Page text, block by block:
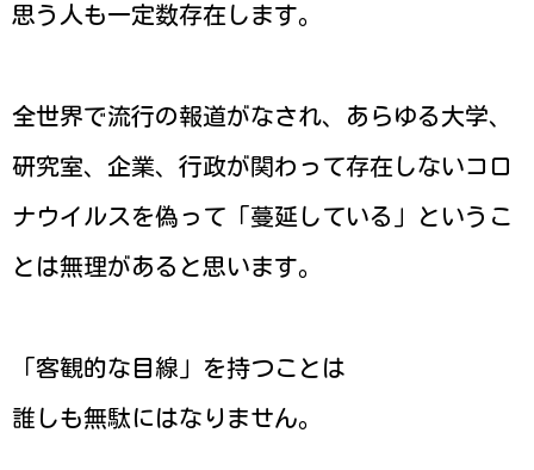
思う人も一定数存在します。
全世界で流行の報道がなされ、あらゆる大学、
研究室、企業、行政が関わって存在しないコロ
ナウイルスを偽って「蔓延している」というこ
とは無理があると思います。
「客観的な目線」を持つことは
誰しも無駄にはなりません。